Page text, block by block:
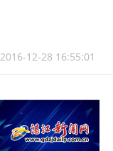
2016-12-28 16:55:01